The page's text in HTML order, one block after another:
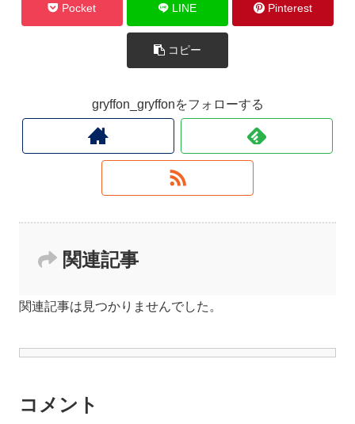
Pocket LINE Pinterest
コピー
gryffon_gryffonをフォローする
関連記事
関連記事は見つかりませんでした。
コメント